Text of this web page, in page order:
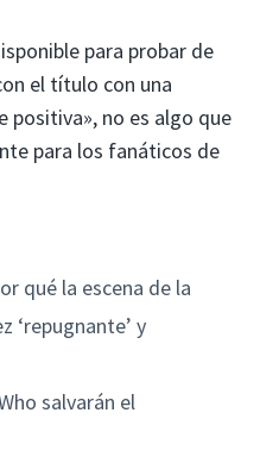
para probar de
el título con una
positiva», no es algo que
para los fanáticos de
qué la escena de la
‘repugnante’ y
salvarán el